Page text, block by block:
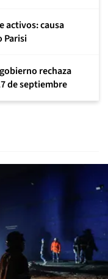
activos: causa
Parisi
rechaza
de septiembre